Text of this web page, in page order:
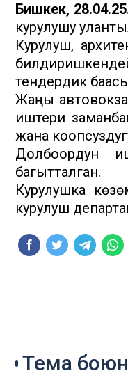
Бишкек,
курулушу
Курулуш,
тендердик
Жаңы
иштери
жана
Долбоордун
багытталган.
Курулушка
курулуш
Тема